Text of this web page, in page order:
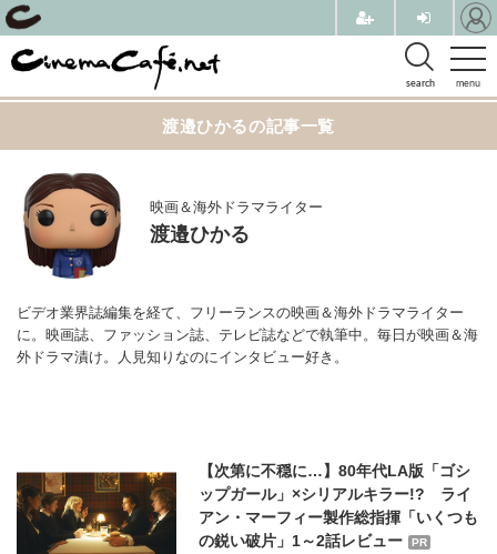
menu
search
渡邉ひかるの記事一覧
映画＆海外ドラマライター
渡邉ひかる
ビデオ業界誌編集を経て、フリーランスの映画＆海外ドラマライター
に。映画誌、ファッション誌、テレビ誌などで執筆中。毎日が映画＆海
外ドラマ漬け。人見知りなのにインタビュー好き。
【次第に不穏に…】80年代LA版「ゴシ
ップガール」×シリアルキラー!? ライ
アン・マーフィー製作総指揮「いくつも
の鋭い破片」1～2話レビュー
PR